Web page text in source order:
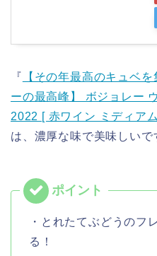
『
【その年最高のキュベ
ーの最高峰】 ボジョレー
2022 [ 赤ワイン ミディア
は、濃厚な味で美味しいで
・とれたてぶどうのフ
る！